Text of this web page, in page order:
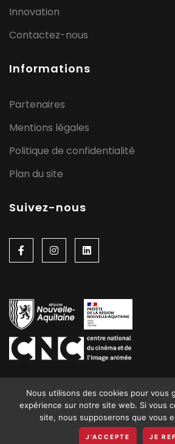
Innovation
Contactez-nous
Informations
Partenaires
Mentions légales
Politique de confidentialité
Plan du site
Suivez-nous
CINA 2026 © - Tous droits
Nous utilisons des cookies pour vous
expérience sur notre site web. Si vous
site, nous supposerons que vous
J'ACCEPTE JE